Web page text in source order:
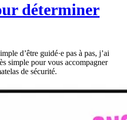
déterminer
d’être guidé·e pas à pas, j’ai
simple pour vous accompagner
de sécurité.